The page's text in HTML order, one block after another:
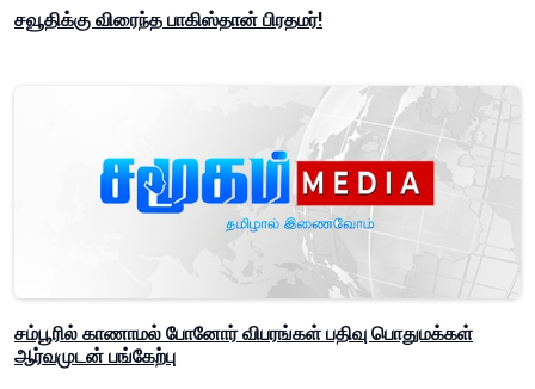
சவூதிக்கு விரைந்த பாகிஸ்தான் பிரதமர்!
சம்பூரில் காணாமல் போனோர் விபரங்கள் பதிவு பொதுமக்கள்
ஆர்வமுடன் பங்கேற்பு